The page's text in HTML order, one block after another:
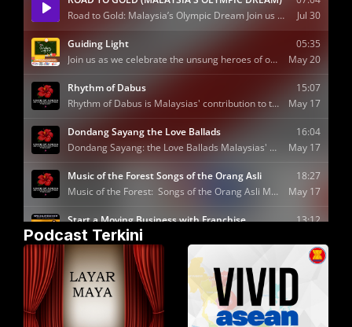
Podcast Terkini